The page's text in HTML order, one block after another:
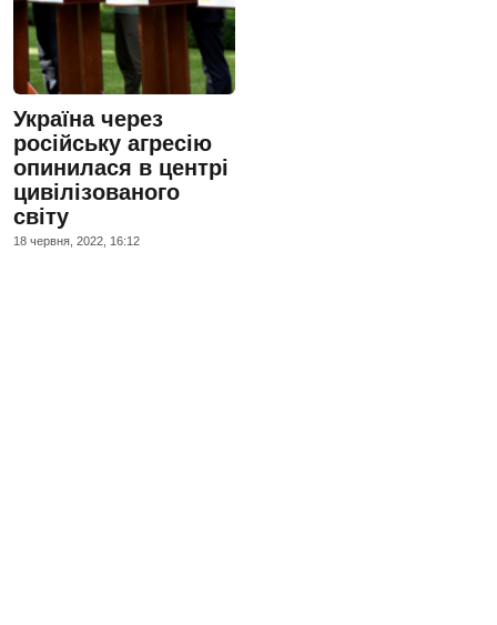
Україна через
російську агресію
опинилася в центрі
цивілізованого
світу
18 червня, 2022, 16:12